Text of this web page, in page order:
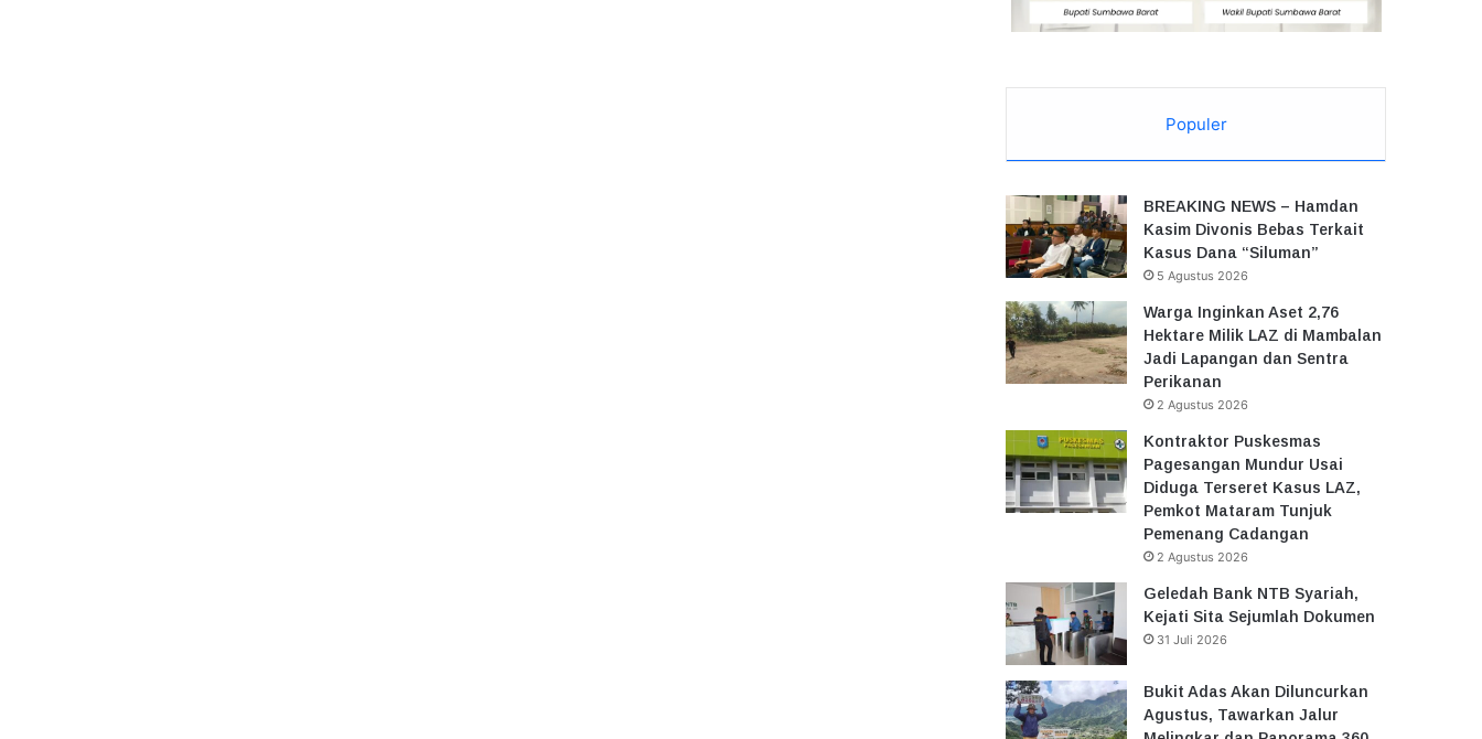
Populer
BREAKING NEWS – Hamdan
Kasim Divonis Bebas Terkait
Kasus Dana “Siluman”
5 Agustus 2026
Warga Inginkan Aset 2,76
Hektare Milik LAZ di Mambalan
Jadi Lapangan dan Sentra
Perikanan
2 Agustus 2026
Kontraktor Puskesmas
Pagesangan Mundur Usai
Diduga Terseret Kasus LAZ,
Pemkot Mataram Tunjuk
Pemenang Cadangan
2 Agustus 2026
Geledah Bank NTB Syariah,
Kejati Sita Sejumlah Dokumen
31 Juli 2026
Bukit Adas Akan Diluncurkan
Agustus, Tawarkan Jalur